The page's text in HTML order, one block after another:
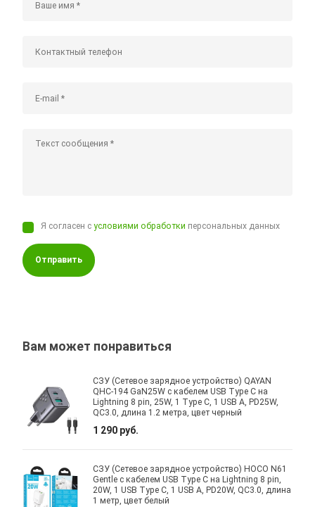
Я согласен сусловиями обработки персональных данных
Отправить
Вам может понравиться
СЗУ (Сетевое зарядное устройство) QAYAN
QHC-194 GaN25W с кабелем USB Type C на
Lightning 8 pin, 25W, 1 Type C, 1 USB A, PD25W,
QC3.0, длина 1.2 метра, цвет черный
1 290 руб.
СЗУ (Сетевое зарядное устройство) HOCO N61
Gentle с кабелем USB Type C на Lightning 8 pin,
20W, 1 USB Type C, 1 USB A, PD20W, QC3.0, длина
1 метр, цвет белый